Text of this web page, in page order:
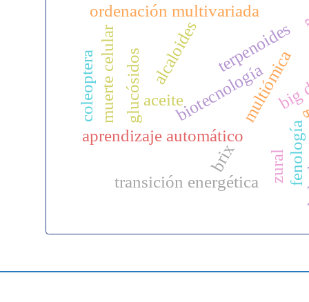
aprendizaje automático
big
multiómica
alcaloides
biotecnología
glucósidos
terpenoides
muerte celular
fenología
zural
coleoptera
ordenación multivariada
aceite
brix
transición energética